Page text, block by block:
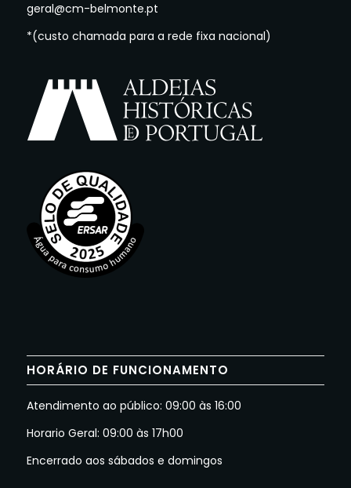
geral@cm-belmonte.pt
*(custo chamada para a rede fixa nacional)
HORÁRIO DE FUNCIONAMENTO
Atendimento ao público: 09:00 às 16:00
Horario Geral: 09:00 às 17h00
Encerrado aos sábados e domingos